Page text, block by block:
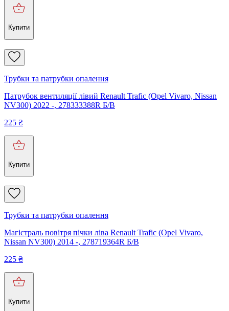
Купити
Трубки та патрубки опалення
Патрубок вентиляції лівий Renault Trafic (Opel Vivaro, Nissan
NV300) 2022 -, 278333388R Б/В
225 ₴
Купити
Трубки та патрубки опалення
Магістраль повітря пічки ліва Renault Trafic (Opel Vivaro,
Nissan NV300) 2014 -, 278719364R Б/В
225 ₴
Купити